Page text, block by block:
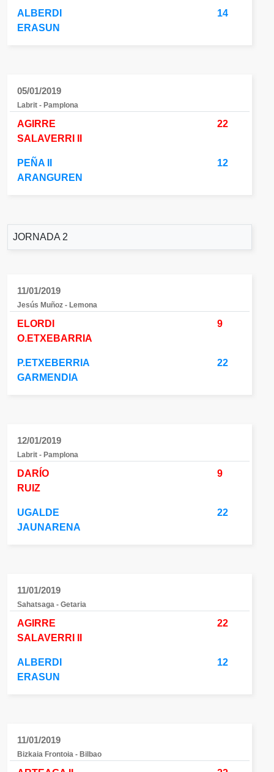
ALBERDI
ERASUN
14
05/01/2019
Labrit - Pamplona
AGIRRE
SALAVERRI II
22
PEÑA II
ARANGUREN
12
JORNADA 2
11/01/2019
Jesús Muñoz - Lemona
ELORDI
O.ETXEBARRIA
9
P.ETXEBERRIA
GARMENDIA
22
12/01/2019
Labrit - Pamplona
DARÍO
RUIZ
9
UGALDE
JAUNARENA
22
11/01/2019
Sahatsaga - Getaria
AGIRRE
SALAVERRI II
22
ALBERDI
ERASUN
12
11/01/2019
Bizkaia Frontoia - Bilbao